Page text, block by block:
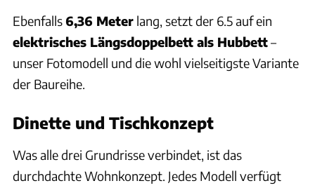
Ebenfalls6,36 Meter lang, setzt der 6.5 auf ein
elektrisches Längsdoppelbett als Hubbett–
unser Fotomodell und die wohl vielseitigste Variante
der Baureihe.
Dinette und Tischkonzept
Was alle drei Grundrisse verbindet, ist das
durchdachte Wohnkonzept. Jedes Modell verfügt